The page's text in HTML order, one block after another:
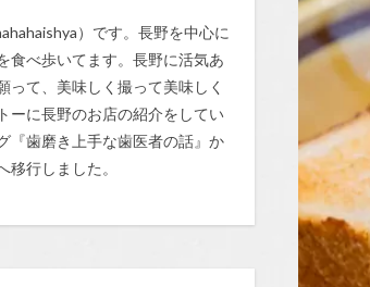
）です。長野を中心に
食べ歩いてます。長野に活気あ
って、美味しく撮って美味しく
ーに長野のお店の紹介をしてい
『歯磨き上手な歯医者の話』か
移行しました。